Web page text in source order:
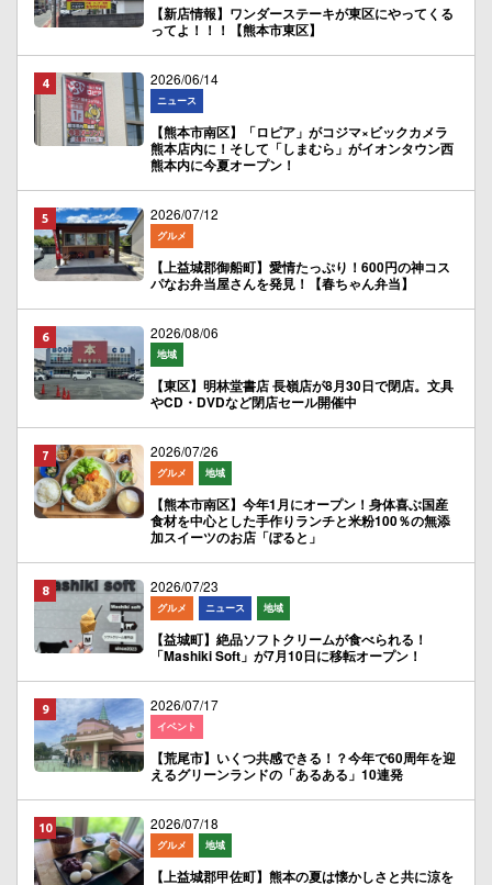
【新店情報】ワンダーステーキが東区にやってくる
ってよ！！！【熊本市東区】
2026/06/14
ニュース
【熊本市南区】「ロピア」がコジマ×ビックカメラ
熊本店内に！そして「しまむら」がイオンタウン西
熊本内に今夏オープン！
2026/07/12
グルメ
【上益城郡御船町】愛情たっぷり！600円の神コス
パなお弁当屋さんを発見！【春ちゃん弁当】
2026/08/06
地域
【東区】明林堂書店 長嶺店が8月30日で閉店。文具
やCD・DVDなど閉店セール開催中
2026/07/26
グルメ 地域
【熊本市南区】今年1月にオープン！身体喜ぶ国産
食材を中心とした手作りランチと米粉100％の無添
加スイーツのお店「ぽると」
2026/07/23
グルメ ニュース 地域
【益城町】絶品ソフトクリームが食べられる！
「Mashiki Soft」が7月10日に移転オープン！
2026/07/17
イベント
【荒尾市】いくつ共感できる！？今年で60周年を迎
えるグリーンランドの「あるある」10連発
2026/07/18
グルメ 地域
【上益城郡甲佐町】熊本の夏は懐かしさと共に涼を